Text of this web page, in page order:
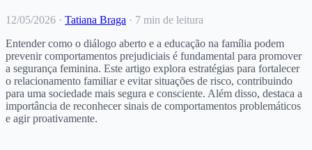
12/05/2026 · Tatiana Braga · 7 min de leitura
Entender como o diálogo aberto e a educação na família podem
prevenir comportamentos prejudiciais é fundamental para promover
a segurança feminina. Este artigo explora estratégias para fortalecer
o relacionamento familiar e evitar situações de risco, contribuindo
para uma sociedade mais segura e consciente. Além disso, destaca a
importância de reconhecer sinais de comportamentos problemáticos
e agir proativamente.